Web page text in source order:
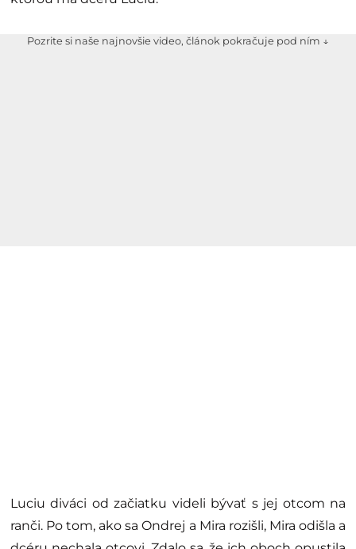
Pozrite si naše najnovšie video, článok pokračuje pod ním ↓
Luciu diváci od začiatku videli bývať s jej otcom na
ranči. Po tom, ako sa Ondrej a Mira rozišli, Mira odišla a